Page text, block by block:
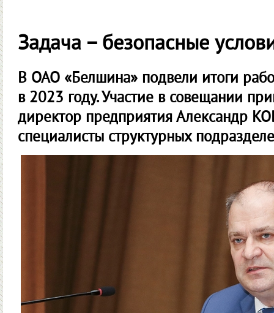
Задача – безопасные
В ОАО «Белшина» подвели итоги
в 2023 году. Участие в совещании
директор предприятия Александр
специалисты структурных